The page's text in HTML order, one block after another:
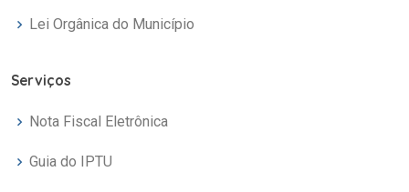
Lei Orgânica do Município
Serviços
Nota Fiscal Eletrônica
Guia do IPTU